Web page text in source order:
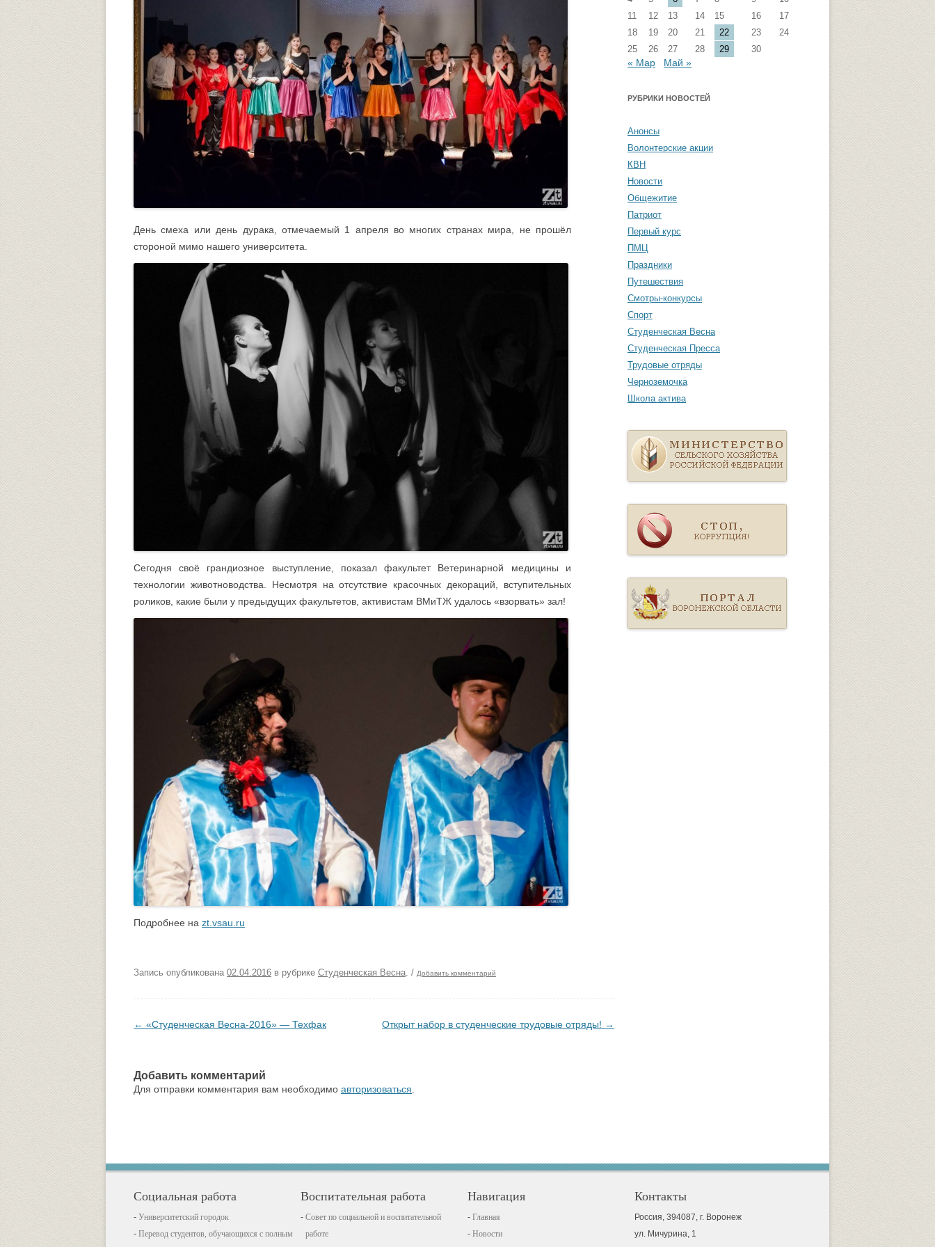
Университетский городок
Психологическая служба
Центр культуры и творчества
Спортивно-оздоровительный центр
Центр гражданско-патриотического
воспитания и просвещения
Питание
Центр культуры и творчества
Именные стипендии
Материальная поддержка студентов
Профилактика экстремизма
Террористическая угроза: памятка
студентам
Безопасность. Памятка студентам
Спортивно-оздоровительное
направление
Штаб студенческих отрядов
Группа ФВМиТЖ
Группа ГПФ
Группа ТТ
Студенческая газета «Активы и
пассивы»
День смеха или день дурака, отмечаемый 1 апреля во многих странах мира, не прошёл
стороной мимо нашего университета.
Сегодня своё грандиозное выступление, показал факультет Ветеринарной медицины и
технологии животноводства. Несмотря на отсутствие красочных декораций, вступительных
роликов, какие были у предыдущих факультетов, активистам ВМиТЖ удалось «взорвать» зал!
Подробнее на zt.vsau.ru
Запись опубликована 02.04.2016 в рубрике Студенческая Весна / Добавить комментарий
Навигация по записям
← «Студенческая Весна-2016» — Техфак Открыт набор в студенческие трудовые отряды! →
Добавить комментарий
Для отправки комментария вам необходимо авторизоваться
11
12 13 14 15 16
17
18
19 20 21 22 23
24
25
26 27 28 29 30
« Мар Май »
РУБРИКИ НОВОСТЕЙ
Анонсы
Волонтерские акции
КВН
Новости
Общежитие
Патриот
Первый курс
ПМЦ
Праздники
Путешествия
Смотры-конкурсы
Спорт
Студенческая Весна
Студенческая Пресса
Трудовые отряды
Черноземочка
Школа актива
Социальная работа
Университетский городок
Перевод студентов, обучающихся с полным
Воспитательная работа
Совет по социальной и воспитательной
работе
Навигация
Главная
Новости
Контакты
Россия, 394087, г. Воронеж
ул. Мичурина, 1